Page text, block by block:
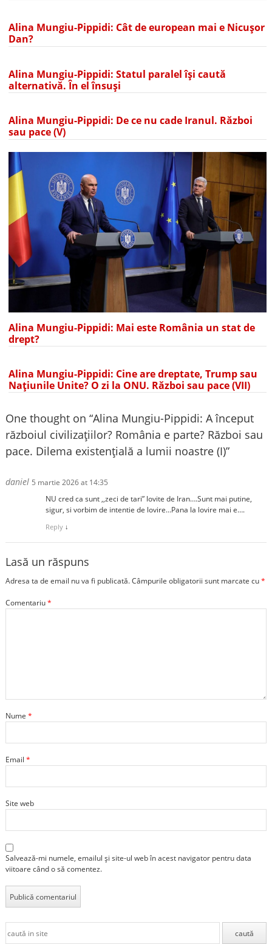
Alina Mungiu-Pippidi: Cât de european mai e Nicușor
Dan?
Alina Mungiu-Pippidi: Statul paralel își caută
alternativă. În el însuși
Alina Mungiu-Pippidi: De ce nu cade Iranul. Război
sau pace (V)
Alina Mungiu-Pippidi: Mai este România un stat de
drept?
Alina Mungiu-Pippidi: Cine are dreptate, Trump sau
Națiunile Unite? O zi la ONU. Război sau pace (VII)
One thought on “Alina Mungiu-Pippidi: A început
războiul civilizațiilor? România e parte? Război sau
pace. Dilema existențială a lumii noastre (I)”
daniel 5 martie 2026 at 14:35
NU cred ca sunt ,,zeci de tari” lovite de Iran….Sunt mai putine,
sigur, si vorbim de intentie de lovire…Pana la lovire mai e….
Reply ↓
Lasă un răspuns
Adresa ta de email nu va fi publicată.Câmpurile obligatorii sunt marcate cu*
Comentariu*
Nume *
Email *
Site web
Salvează-mi numele, emailul și site-ul web în acest navigator pentru data
viitoare când o să comentez.